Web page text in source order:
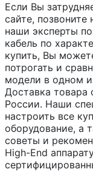
Если Вы
сайте, позвоните
наши эксперты
кабель по
купить, Вы
потрогать и
модели в одном
Доставка товара
России. Наши
настроить все
оборудование, а
советы и
High-End